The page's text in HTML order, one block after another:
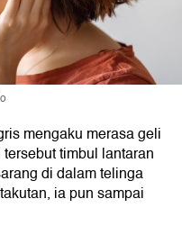
mengaku merasa geli
timbul lantaran
di dalam telinga
ia pun sampai